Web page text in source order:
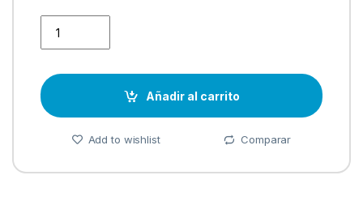
Añadir al carrito
Add to wishlist Comparar